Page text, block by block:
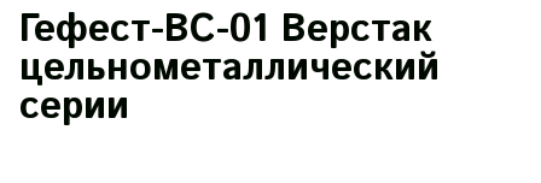
Гефест-ВС-01 Верстак
цельнометаллический
серии